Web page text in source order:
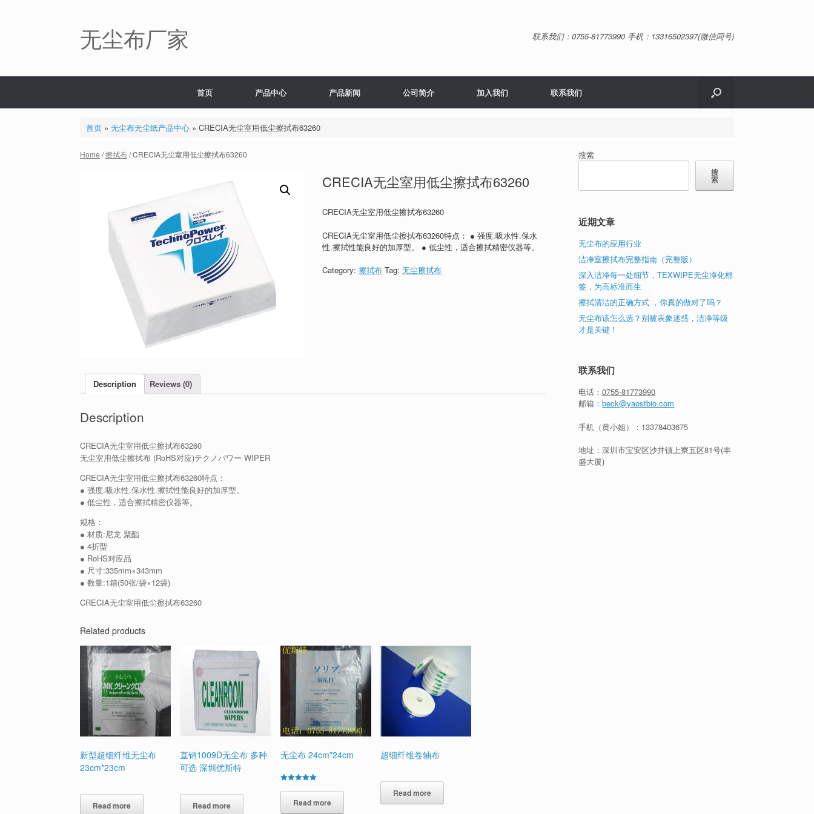
无尘布厂家 联系我们：0755-81773990 手机：13316502397(微信同号)
首页 产品中心 产品新闻 公司简介 加入我们 联系我们
首页» 无尘布无尘纸产品中心» CRECIA无尘室用低尘擦拭布63260
Home /擦拭布/ CRECIA无尘室用低尘擦拭布63260
CRECIA无尘室用低尘擦拭布63260
CRECIA无尘室用低尘擦拭布63260
CRECIA无尘室用低尘擦拭布63260特点： ● 强度.吸水性.保水
性.擦拭性能良好的加厚型。 ● 低尘性，适合擦拭精密仪器等。
Category:擦拭布 Tag:无尘擦拭布
Description Reviews (0)
Description
CRECIA无尘室用低尘擦拭布63260
无尘室用低尘擦拭布 (RoHS对应)テクノパワー WIPER
CRECIA无尘室用低尘擦拭布63260特点：
● 强度.吸水性.保水性.擦拭性能良好的加厚型。
● 低尘性，适合擦拭精密仪器等。
规格：
● 材质:尼龙·聚酯
● 4折型
● RoHS对应品
● 尺寸:335mm×343mm
● 数量:1箱(50张/袋×12袋)
CRECIA无尘室用低尘擦拭布63260
Related products
新型超细纤维无尘布
23cm*23cm
Read more
直销1009D无尘布 多种
可选 深圳优斯特
Read more
无尘布 24cm*24cm
5.00
out of 5Read more
超细纤维卷轴布
Read more
搜索
搜
索
近期文章
无尘布的应用行业
洁净室擦拭布完整指南（完整版）
深入洁净每一处细节，TEXWIPE无尘净化棉
签，为高标准而生
擦拭清洁的正确方式 ，你真的做对了吗？
无尘布该怎么选？别被表象迷惑，洁净等级
才是关键！
联系我们
电话：0755-81773990
邮箱：beck@yaostbio.com
手机（黄小姐）： 13378403675
地址：深圳市宝安区沙井镇上寮五区81号(丰
盛大厦)